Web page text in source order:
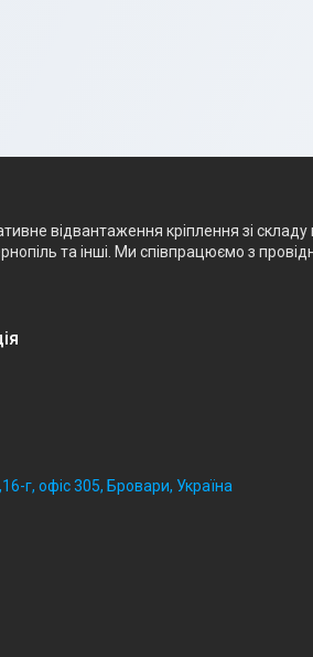
відвантаження кріплення зі складу
та інші. Ми співпрацюємо з
г, офіс 305, Бровари, Україна